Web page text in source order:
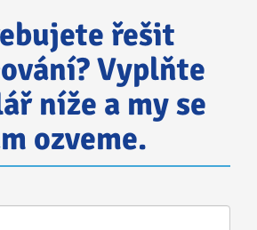
řešit
Vyplňte
níže a my se
ozveme.